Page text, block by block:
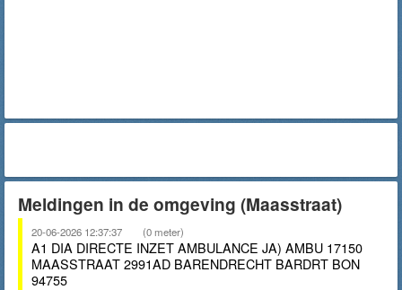
Meldingen in de omgeving (Maasstraat)
20-06-2026 12:37:37 (0 meter)
A1 DIA DIRECTE INZET AMBULANCE JA) AMBU 17150
MAASSTRAAT 2991AD BARENDRECHT BARDRT BON
94755